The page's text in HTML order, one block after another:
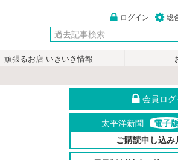
ログイン 総
頑張るお店 いきいき情報
会員ログ
太平洋新聞 電子版
ご購読申し込み